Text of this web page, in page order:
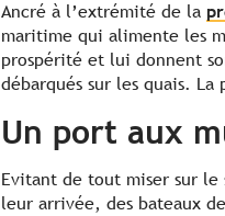
Ancré à l’extrémité de la
maritime qui alimente les
prospérité et lui donnent
débarqués sur les quais.
Un port aux
Evitant de tout miser sur
leur arrivée, des bateaux